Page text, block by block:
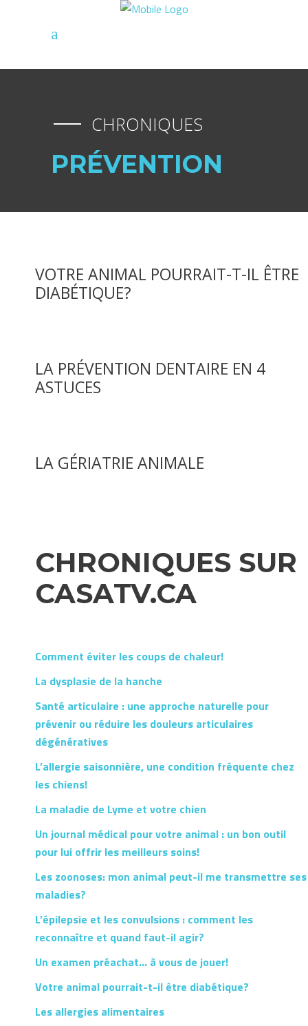
CHRONIQUES
PRÉVENTION
VOTRE ANIMAL POURRAIT-T-IL ÊTRE
DIABÉTIQUE?
LA PRÉVENTION DENTAIRE EN 4
ASTUCES
LA GÉRIATRIE ANIMALE
CHRONIQUES SUR
CASATV.CA
Comment éviter les coups de chaleur!
La dysplasie de la hanche
Santé articulaire : une approche naturelle pour
prévenir ou réduire les douleurs articulaires
dégénératives
L’allergie saisonnière, une condition fréquente chez
les chiens!
La maladie de Lyme et votre chien
Un journal médical pour votre animal : un bon outil
pour lui offrir les meilleurs soins!
Les zoonoses: mon animal peut-il me transmettre ses
maladies?
L’épilepsie et les convulsions : comment les
reconnaître et quand faut-il agir?
Un examen préachat… à vous de jouer!
Votre animal pourrait-t-il être diabétique?
Les allergies alimentaires